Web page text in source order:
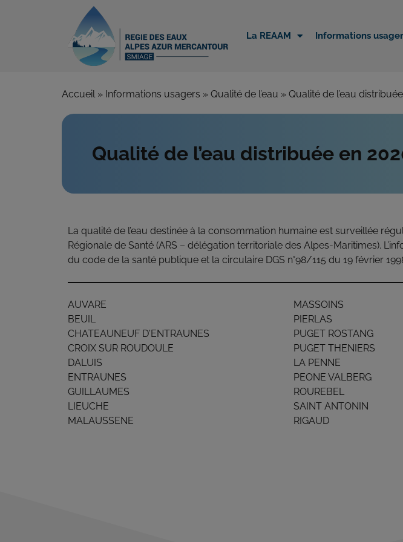
La REAAM Informations
Accueil» Informations usagers » Qualité de l’eau » Qualité de l’eau
Qualité de l’eau distribuée en
La qualité de l’eau destinée à la consommation humaine est surveillée
Régionale de Santé (ARS – délégation territoriale des Alpes-Maritimes).
du code de la santé publique et la circulaire DGS n°98/115 du 19 février
AUVARE
BEUIL
CHATEAUNEUF D'ENTRAUNES
CROIX SUR ROUDOULE
DALUIS
ENTRAUNES
GUILLAUMES
LIEUCHE
MALAUSSENE
MASSOINS
PIERLAS
PUGET ROSTANG
PUGET THENIERS
LA PENNE
PEONE VALBERG
ROUREBEL
SAINT ANTONIN
RIGAUD